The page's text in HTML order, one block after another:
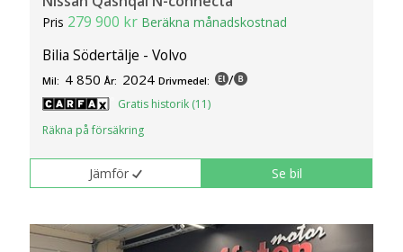
Pris 279 900 kr Beräkna månadskostnad
Bilia Södertälje - Volvo
Mil: 4 850 År: 2024 Drivmedel: /
Gratis historik (11)
Räkna på försäkring
Jämför Se bil